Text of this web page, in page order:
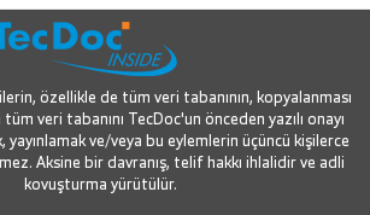
özellikle de tüm veri tabanının, kopyalanması
veri tabanını TecDoc'un önceden yazılı onayı
yayınlamak ve/veya bu eylemlerin üçüncü kişilerce
Aksine bir davranış, telif hakkı ihlalidir ve adli
kovuşturma yürütülür.